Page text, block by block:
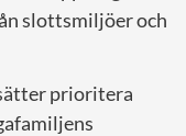
slottsmiljöer och
prioritera